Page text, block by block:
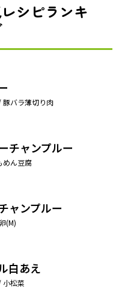
シピランキ
豚バラ薄切り肉
チャンプルー
めん豆腐
ャンプルー
(M)
白あえ
小松菜